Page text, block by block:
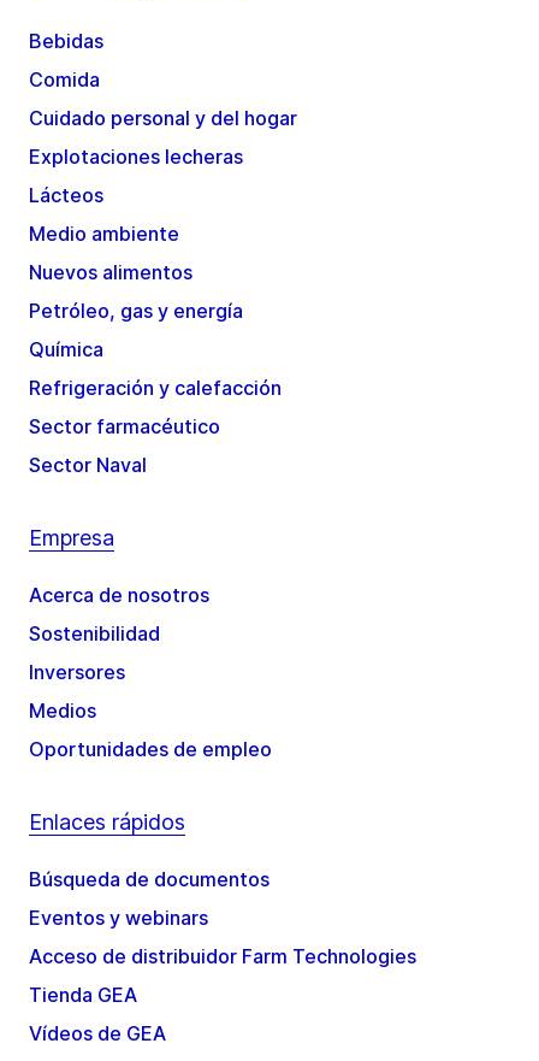
Bebidas
Comida
Cuidado personal y del hogar
Explotaciones lecheras
Lácteos
Medio ambiente
Nuevos alimentos
Petróleo, gas y energía
Química
Refrigeración y calefacción
Sector farmacéutico
Sector Naval
Empresa
Acerca de nosotros
Sostenibilidad
Inversores
Medios
Oportunidades de empleo
Enlaces rápidos
Búsqueda de documentos
Eventos y webinars
Acceso de distribuidor Farm Technologies
Tienda GEA
Vídeos de GEA